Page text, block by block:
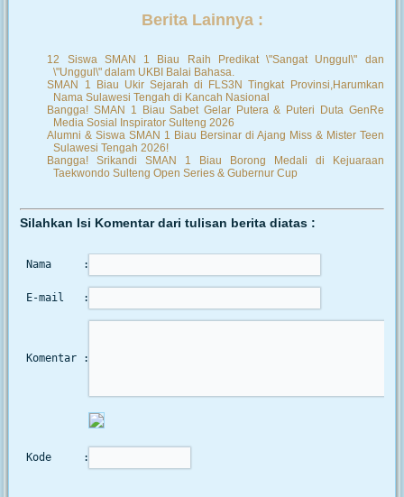
Berita Lainnya :
12 Siswa SMAN 1 Biau Raih Predikat \"Sangat Unggul\" dan
\"Unggul\" dalam UKBI Balai Bahasa.
SMAN 1 Biau Ukir Sejarah di FLS3N Tingkat Provinsi,Harumkan
Nama Sulawesi Tengah di Kancah Nasional
Bangga! SMAN 1 Biau Sabet Gelar Putera & Puteri Duta GenRe
Media Sosial Inspirator Sulteng 2026
Alumni & Siswa SMAN 1 Biau Bersinar di Ajang Miss & Mister Teen
Sulawesi Tengah 2026!
Bangga! Srikandi SMAN 1 Biau Borong Medali di Kejuaraan
Taekwondo Sulteng Open Series & Gubernur Cup
Silahkan Isi Komentar dari tulisan berita diatas :
Nama     :
E-mail   :
Komentar :
Kode     :